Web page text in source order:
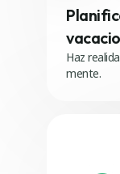
Haz
mente.